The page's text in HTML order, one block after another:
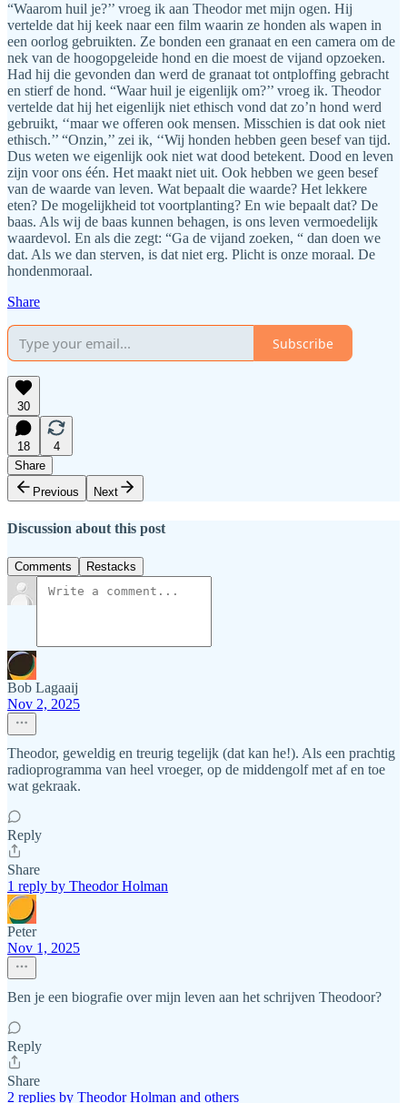
“Waarom huil je?’’ vroeg ik aan Theodor met mijn ogen. Hij
vertelde dat hij keek naar een film waarin ze honden als wapen in
een oorlog gebruikten. Ze bonden een granaat en een camera om de
nek van de hoogopgeleide hond en die moest de vijand opzoeken.
Had hij die gevonden dan werd de granaat tot ontploffing gebracht
en stierf de hond. “Waar huil je eigenlijk om?’’ vroeg ik. Theodor
vertelde dat hij het eigenlijk niet ethisch vond dat zo’n hond werd
gebruikt, ‘‘maar we offeren ook mensen. Misschien is dat ook niet
ethisch.’’ “Onzin,’’ zei ik, ‘‘Wij honden hebben geen besef van tijd.
Dus weten we eigenlijk ook niet wat dood betekent. Dood en leven
zijn voor ons één. Het maakt niet uit. Ook hebben we geen besef
van de waarde van leven. Wat bepaalt die waarde? Het lekkere
eten? De mogelijkheid tot voortplanting? En wie bepaalt dat? De
baas. Als wij de baas kunnen behagen, is ons leven vermoedelijk
waardevol. En als die zegt: “Ga de vijand zoeken, “ dan doen we
dat. Als we dan sterven, is dat niet erg. Plicht is onze moraal. De
hondenmoraal.
Share
Subscribe
30
18
4
Share
Previous
Next
Discussion about this post
Comments Restacks
Bob Lagaaij
Nov 2, 2025
Theodor, geweldig en treurig tegelijk (dat kan he!). Als een prachtig
radioprogramma van heel vroeger, op de middengolf met af en toe
wat gekraak.
Reply
Share
1 reply by Theodor Holman
Peter
Nov 1, 2025
Ben je een biografie over mijn leven aan het schrijven Theodoor?
Reply
Share
2 replies by Theodor Holman and others